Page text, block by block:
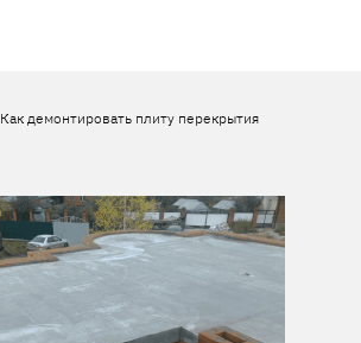
Как демонтировать плиту перекрытия